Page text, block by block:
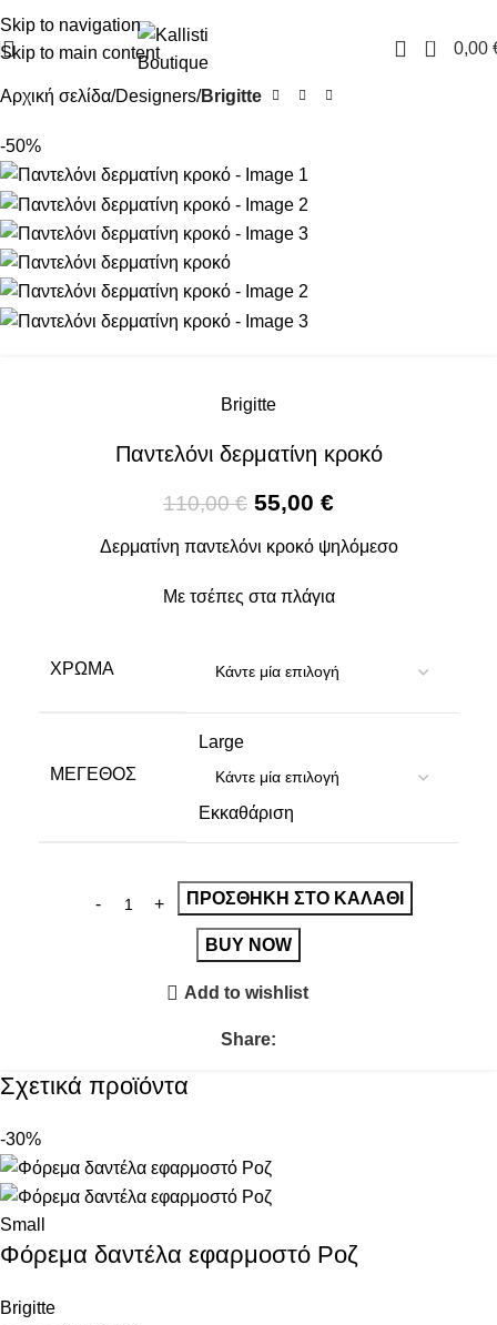
Skip to navigation
Skip to main content
0 0,00
Αρχική σελίδα Designers Brigitte
-50%
Brigitte
Παντελόνι δερματίνη κροκό
110,00€ 55,00 €
Δερματίνη παντελόνι κροκό ψηλόμεσο
Με τσέπες στα πλάγια
ΧΡΏΜΑ
ΜΈΓΕΘΟΣ
Large
Εκκαθάριση
ΠΡΟΣΘΉΚΗ ΣΤΟ ΚΑΛΆΘΙ
BUY NOW
Add to wishlist
Share:
Σχετικά προϊόντα
-30%
Small
Φόρεμα δαντέλα εφαρμοστό Ροζ
Brigitte